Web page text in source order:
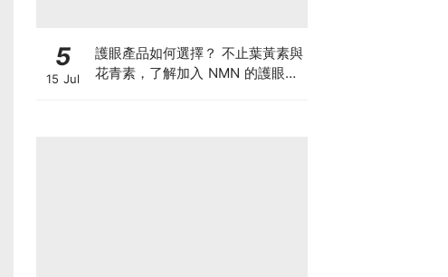
5
15 Jul
護眼產品如何選擇？ 不止葉黃素與
花青素，了解加入 NMN 的護眼方